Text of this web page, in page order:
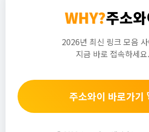
WHY?주소
2026년 최신 링크 모음
지금 바로 접속하세요.
주소와이 바로가기